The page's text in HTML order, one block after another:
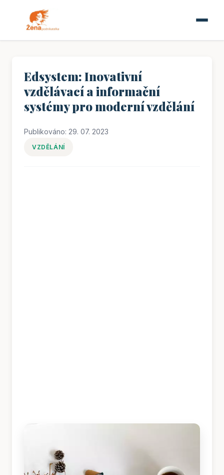
Edsystem: Inovativní
vzdělávací a informační
systémy pro moderní vzdělání
Publikováno: 29. 07. 2023
VZDĚLÁNÍ